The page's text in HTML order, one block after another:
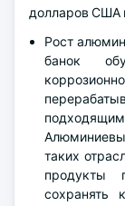
долларов США
Рост
банок
таких
продукты
сохранять